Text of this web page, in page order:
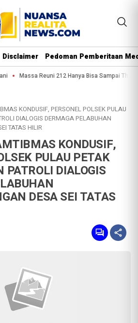
Disclaimer Pedoman Pemberitaan
212 Hanya Bisa Sampai Thamrin, Putar
KONDUSIF, PERSONEL POLSEK PULAU
DIALOGIS DERMAGA PELABUHAN
TATAS HILIR
KONDUSIF,
PULAU PETAK
DIALOGIS
DESA SEI TATAS